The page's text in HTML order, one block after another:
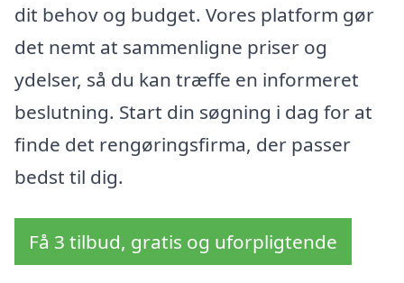
dit behov og budget. Vores platform gør
det nemt at sammenligne priser og
ydelser, så du kan træffe en informeret
beslutning. Start din søgning i dag for at
finde det rengøringsfirma, der passer
bedst til dig.
Få 3 tilbud, gratis og uforpligtende